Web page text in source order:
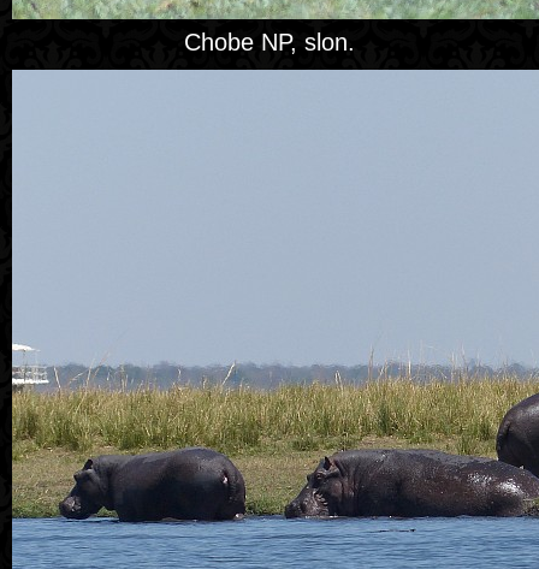
Chobe NP, slon.